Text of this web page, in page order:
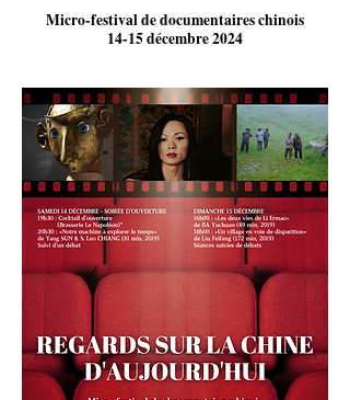
Micro-festival de documentaires chinois
14-15 décembre 2024
Micro-festival de documentaires chinois
14-15 décembre 2024